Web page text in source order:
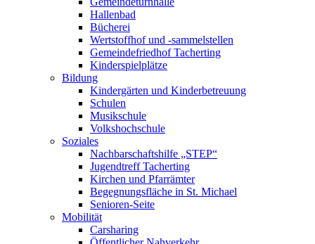
Hallenbad
Bücherei
Wertstoffhof und -sammelstellen
Gemeindefriedhof Tacherting
Kinderspielplätze
Bildung
Kindergärten und Kinderbetreuung
Schulen
Musikschule
Volkshochschule
Soziales
Nachbarschaftshilfe „STEP“
Jugendtreff Tacherting
Kirchen und Pfarrämter
Begegnungsfläche in St. Michael
Senioren-Seite
Mobilität
Carsharing